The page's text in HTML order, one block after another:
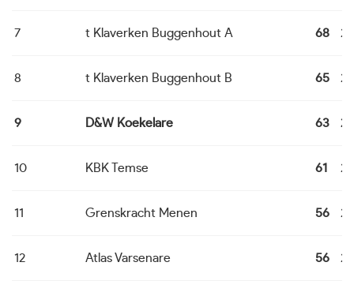
7 t Klaverken Buggenhout A 68 24
8 t Klaverken Buggenhout B 65 24
9 D&W Koekelare 63 24
10 KBK Temse 61 24
11 Grenskracht Menen 56 24
12 Atlas Varsenare 56 24